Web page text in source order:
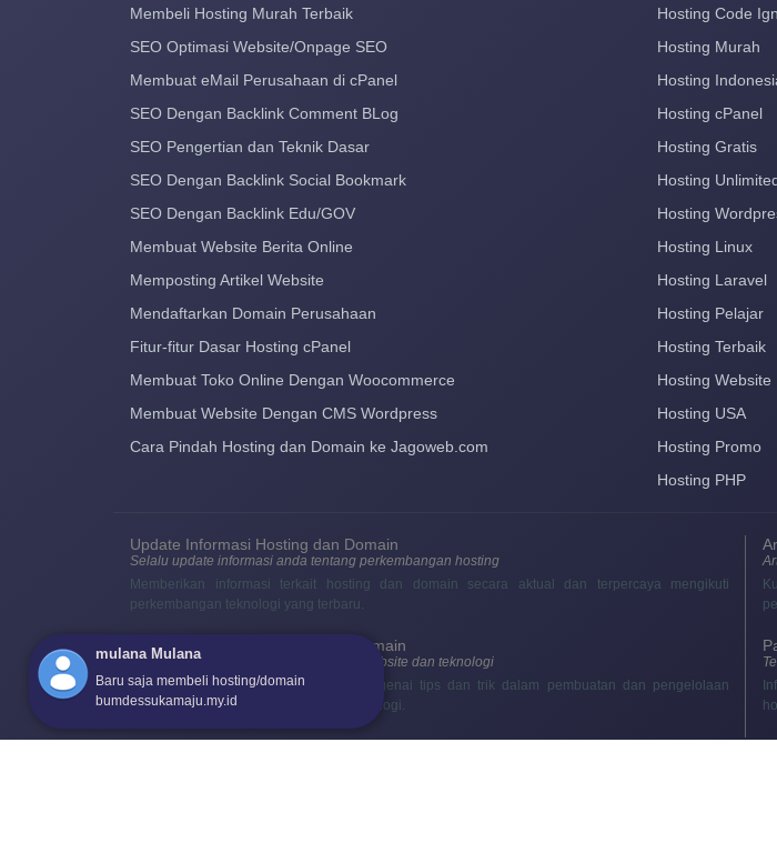
Membeli Hosting Murah Terbaik
SEO Optimasi Website/Onpage SEO
Membuat eMail Perusahaan di cPanel
SEO Dengan Backlink Comment BLog
SEO Pengertian dan Teknik Dasar
SEO Dengan Backlink Social Bookmark
SEO Dengan Backlink Edu/GOV
Membuat Website Berita Online
Memposting Artikel Website
Mendaftarkan Domain Perusahaan
Fitur-fitur Dasar Hosting cPanel
Membuat Toko Online Dengan Woocommerce
Membuat Website Dengan CMS Wordpress
Cara Pindah Hosting dan Domain ke Jagoweb.com
Hosting Code
Hosting Murah
Hosting
Hosting cPanel
Hosting Gratis
Hosting
Hosting
Hosting Linux
Hosting Laravel
Hosting Pelajar
Hosting Terbaik
Hosting Website
Hosting USA
Hosting Promo
Hosting PHP
Update Informasi Hosting dan Domain
Selalu update informasi anda tentang perkembangan hosting
Memberikan informasi terkait hosting dan domain secara aktual dan terpercaya mengikuti
perkembangan teknologi yang terbaru.
Tips dan Trik Website, Hosting, Domain
Temukan tips dan trik menarik tentang website dan teknologi
Informasi menarik yang mengulas mengenai tips dan trik dalam pembuatan dan pengelolaan
website dan berbagai hal di bidang teknologi.
mulana Mulana
Baru saja membeli hosting/domain
bumdessukamaju.my.id